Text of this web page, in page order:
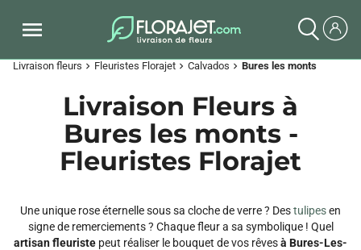
Livraison fleurs chevron_right Fleuristes Florajet chevron_right Calvados chevron_right Bures les monts
Livraison Fleurs à
Bures les monts -
Fleuristes Florajet
Une unique rose éternelle sous sa cloche de verre ? Destulipesen
signe de remerciements ? Chaque fleur a sa symbolique ! Quel
artisan fleuriste peut réaliser le bouquet de vos rêvesà Bures-Les-